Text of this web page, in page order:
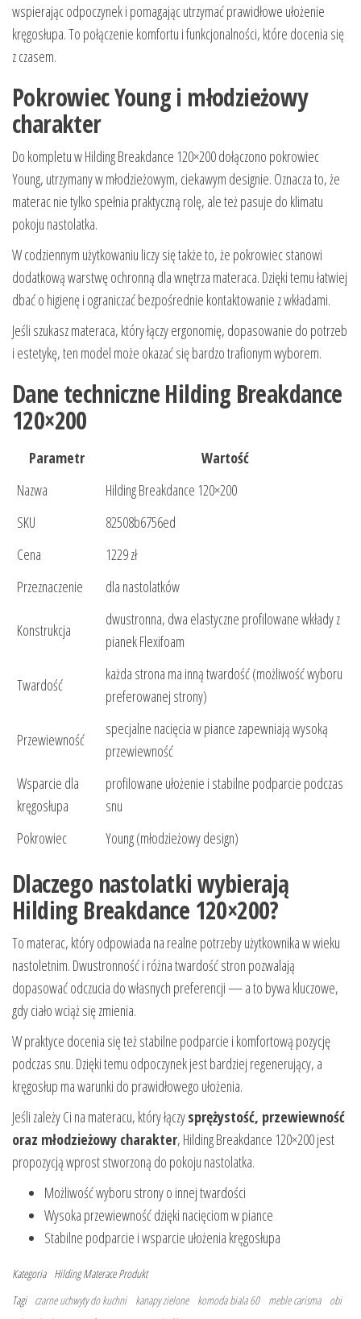
wspierając odpoczynek i pomagając utrzymać prawidłowe ułożenie
kręgosłupa. To połączenie komfortu i funkcjonalności, które docenia się
z czasem.
Pokrowiec Young i młodzieżowy
charakter
Do kompletu w Hilding Breakdance 120×200 dołączono pokrowiec
Young, utrzymany w młodzieżowym, ciekawym designie. Oznacza to, że
materac nie tylko spełnia praktyczną rolę, ale też pasuje do klimatu
pokoju nastolatka.
W codziennym użytkowaniu liczy się także to, że pokrowiec stanowi
dodatkową warstwę ochronną dla wnętrza materaca. Dzięki temu łatwiej
dbać o higienę i ograniczać bezpośrednie kontaktowanie z wkładami.
Jeśli szukasz materaca, który łączy ergonomię, dopasowanie do potrzeb
i estetykę, ten model może okazać się bardzo trafionym wyborem.
Dane techniczne Hilding Breakdance
120×200
Parametr
Wartość
Nazwa
Hilding Breakdance 120×200
SKU
82508b6756ed
Cena
1229 zł
Przeznaczenie
dla nastolatków
Konstrukcja
dwustronna, dwa elastyczne profilowane wkłady z
pianek Flexifoam
Twardość
każda strona ma inną twardość (możliwość wyboru
preferowanej strony)
Przewiewność
specjalne nacięcia w piance zapewniają wysoką
przewiewność
Wsparcie dla
kręgosłupa
profilowane ułożenie i stabilne podparcie podczas
snu
Pokrowiec
Young (młodzieżowy design)
Dlaczego nastolatki wybierają
Hilding Breakdance 120×200?
To materac, który odpowiada na realne potrzeby użytkownika w wieku
nastoletnim. Dwustronność i różna twardość stron pozwalają
dopasować odczucia do własnych preferencji — a to bywa kluczowe,
gdy ciało wciąż się zmienia.
W praktyce docenia się też stabilne podparcie i komfortową pozycję
podczas snu. Dzięki temu odpoczynek jest bardziej regenerujący, a
kręgosłup ma warunki do prawidłowego ułożenia.
Jeśli zależy Ci na materacu, który łączysprężystość, przewiewność
oraz młodzieżowy charakter, Hilding Breakdance 120×200 jest
propozycją wprost stworzoną do pokoju nastolatka.
Możliwość wyboru strony o innej twardości
Wysoka przewiewność dzięki nacięciom w piance
Stabilne podparcie i wsparcie ułożenia kręgosłupa
Kategoria Hilding Materace Produkt
Tagi czarne uchwyty do kuchni kanapy zielone komoda biala 60 meble carisma
obi